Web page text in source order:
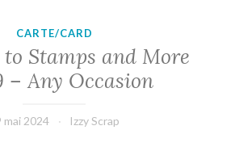
CARTE/CARD
Stamps and More
– Any Occasion
mai 2024 Izzy Scrap